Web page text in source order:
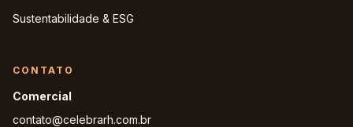
Sustentabilidade & ESG
CONTATO
Comercial
contato@celebrarh.com.br